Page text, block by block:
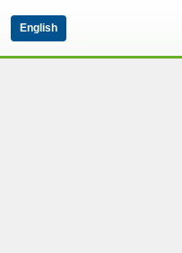
English